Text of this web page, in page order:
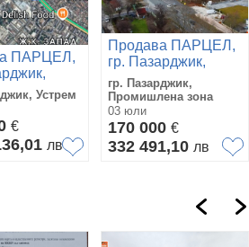
ПАРЦЕЛ,
Устрем
€
лв
Продава ПАРЦЕЛ,
гр. Пазарджик,
Промишлена зона
гр. Пазарджик,
Промишлена зона
03 юли
170 000 €
332 491,10 лв